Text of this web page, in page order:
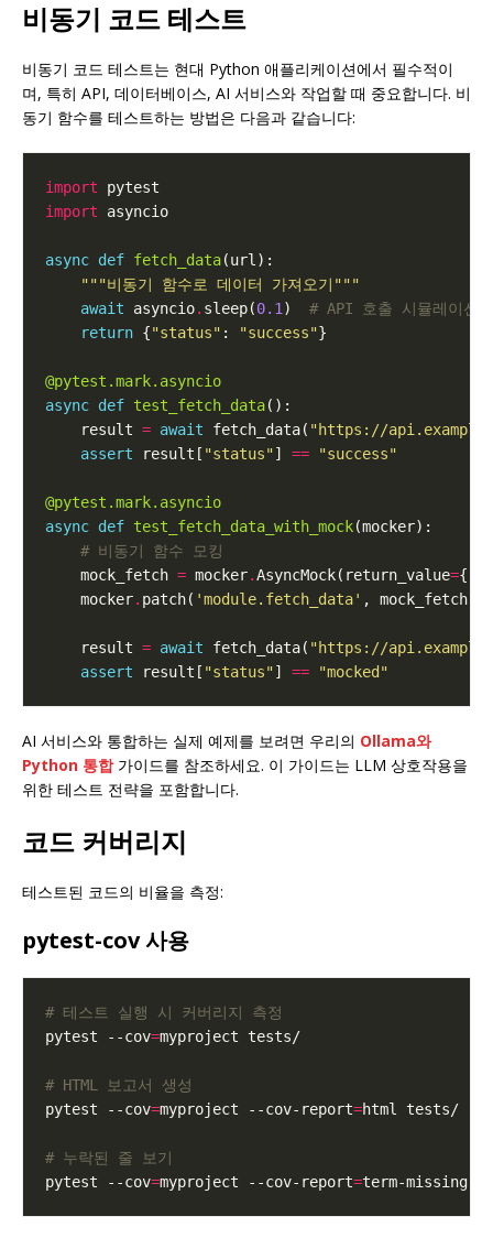
비동기 코드 테스트
비동기 코드 테스트는 현대 Python 애플리케이션에서 필수적이
며, 특히 API, 데이터베이스, AI 서비스와 작업할 때 중요합니다. 비
동기 함수를 테스트하는 방법은 다음과 같습니다:
import
import
async def fetch_data
"""비동기 함수로 데이터 가져오기"""
await asyncio. sleep(0.1 ) # API 호출 시뮬레이션
return {"status" : "success"
@pytest.mark.asyncio
async def test_fetch_data
    result
= await fetch_data( "https://
assert result[ "status"] == "success"
@pytest.mark.asyncio
async def test_fetch_data_with_mock
# 비동기 함수 모킹
    mock_fetch
= mocker.AsyncMock(return_value={
    mocker
. patch( 'module.fetch_data'
    result
= await fetch_data( "https://
assert result[ "status"] == "mocked"
AI 서비스와 통합하는 실제 예제를 보려면 우리의 Ollama와
Python 통합가이드를 참조하세요. 이 가이드는 LLM 상호작용을
위한 테스트 전략을 포함합니다.
코드 커버리지
테스트된 코드의 비율을 측정:
pytest-cov 사용
# 테스트 실행 시 커버리지 측정
pytest --cov=
# HTML 보고서 생성
pytest --cov=myproject --cov-report=
# 누락된 줄 보기
pytest --cov=myproject --cov-report=